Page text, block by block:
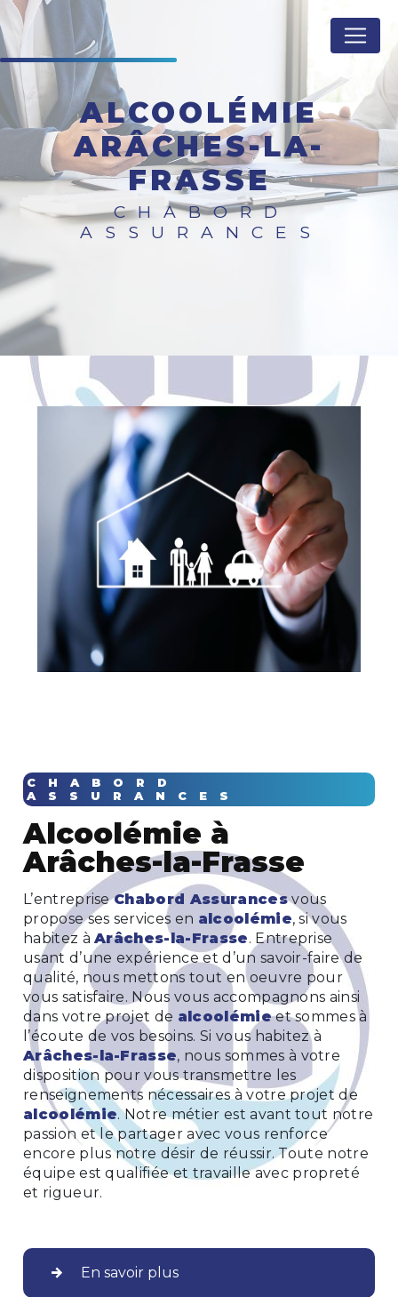
ALCOOLÉMIE
ARÂCHES-LA-
FRASSE
CHABORD
ASSURANCES
CHABORD
ASSURANCES
alcoolémie à
Arâches-la-Frasse
L’entrepriseChabord Assurancesvous
propose ses services en alcoolémie, si vous
habitez àArâches-la-Frasse. Entreprise
usant d’une expérience et d’un savoir-faire de
qualité, nous mettons tout en oeuvre pour
vous satisfaire. Nous vous accompagnons ainsi
dans votre projet de alcoolémieet sommes à
l’écoute de vos besoins. Si vous habitez à
Arâches-la-Frasse, nous sommes à votre
disposition pour vous transmettre les
renseignements nécessaires à votre projet de
alcoolémie. Notre métier est avant tout notre
passion et le partager avec vous renforce
encore plus notre désir de réussir. Toute notre
équipe est qualifiée et travaille avec propreté
et rigueur.
En savoir plus
Panneau de gestion des cookies